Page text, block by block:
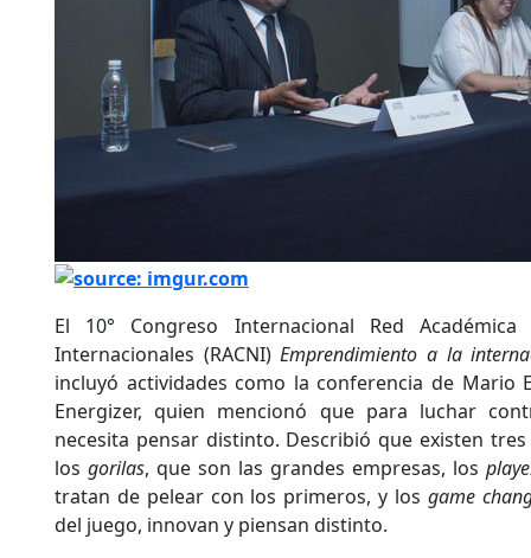
El 10° Congreso Internacional Red
Internacionales (RACNI)Emprendimiento a la
incluyó actividades como la conferencia de Mario
Energizer, quien mencionó que para luchar
necesita pensar distinto. Describió que existen
losgorilas, que son las grandes empresas, los
tratan de pelear con los primeros, y los game
del juego, innovan y piensan distinto.